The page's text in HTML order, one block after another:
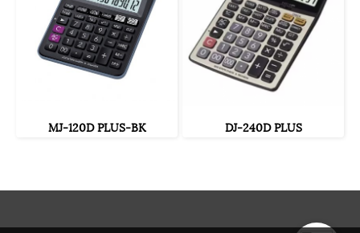
MJ-120D PLUS-BK DJ-240D PLUS